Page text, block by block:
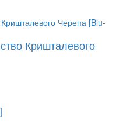
Кришталевого